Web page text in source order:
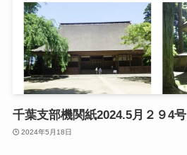
千葉支部機関紙2024.5月２９4号
2024年5月18日